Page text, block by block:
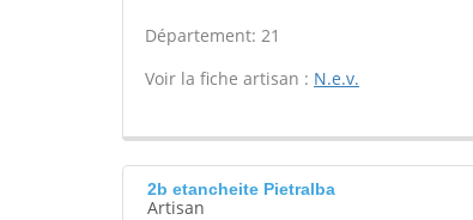
Département: 21
Voir la fiche artisan : N.e.v.
2b etancheite Pietralba
Artisan